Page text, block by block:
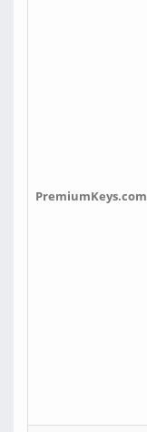
PremiumKeys.com